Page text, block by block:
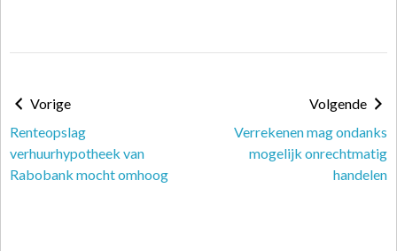
Vorige
Renteopslag
verhuurhypotheek van
Rabobank mocht omhoog
Volgende
Verrekenen mag ondanks
mogelijk onrechtmatig
handelen